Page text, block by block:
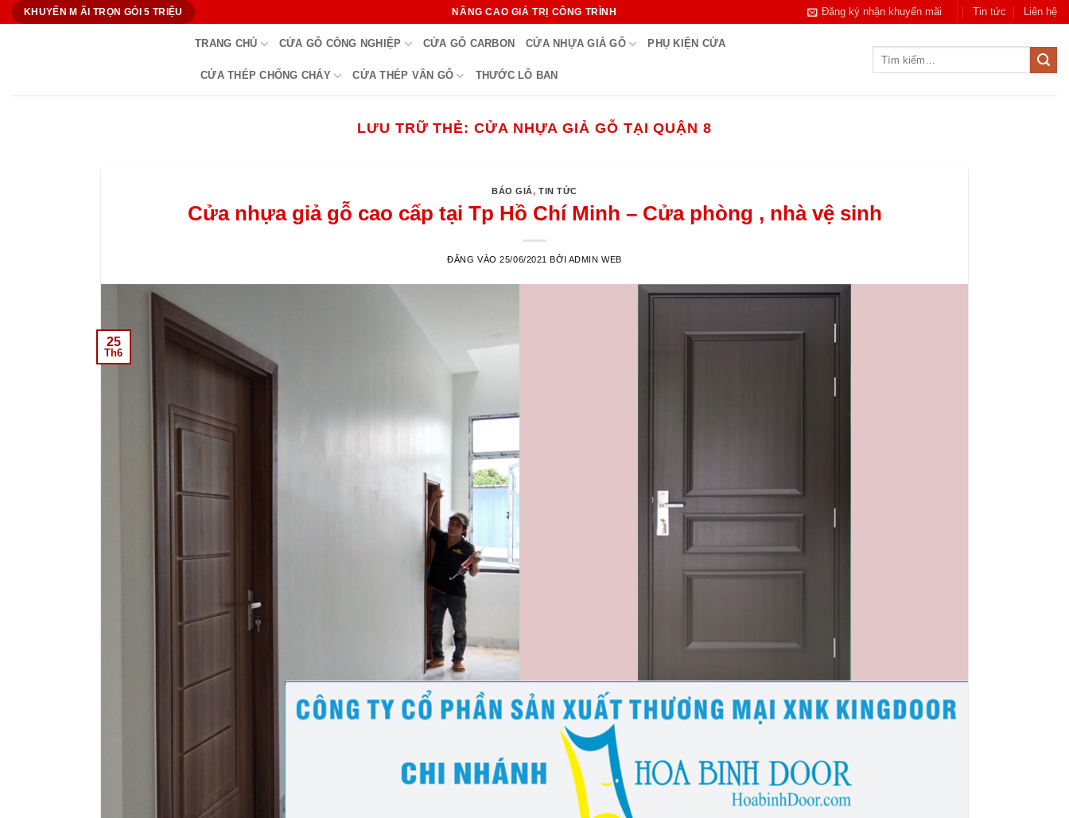
Bỏ
KHUYẾN M ÃI TRỌN GÓI 5 TRIỆU NÂNG CAO GIÁ TRỊ CÔNG TRÌNH Đăng ký nhận khuyến mãi Tin tức Liên hệ
TRANG CHỦ CỬA GỖ CÔNG NGHIỆP CỬA GỖ CARBON CỬA NHỰA GIẢ GỖ PHỤ KIỆN CỬA
CỬA THÉP CHỐNG CHÁY CỬA THÉP VÂN GỖ THƯỚC LỖ BAN
LƯU TRỮ THẺ:CỬA NHỰA GIẢ GỖ TẠI QUẬN 8
BÁO GIÁ,TIN TỨC
Cửa nhựa giả gỗ cao cấp tại Tp Hồ Chí Minh – Cửa phòng , nhà vệ sinh
ĐĂNG VÀO25/06/2021 BỞI ADMIN WEB
25
Th6